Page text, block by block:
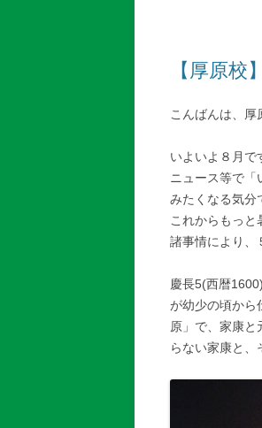
【厚原校
こんばんは、厚
いよいよ８月で
ニュース等で「
みたくなる気分
これからもっと
諸事情により、
慶長5(西暦
が幼少の頃から
原」で、家康と
らない家康と、